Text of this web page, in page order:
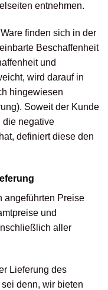
entnehmen.
finden sich in der
Beschaffenheit
und
wird darauf in
hingewiesen
Soweit der Kunde
negative
definiert diese den
angeführten Preise
und
aller
Lieferung des
denn, wir bieten